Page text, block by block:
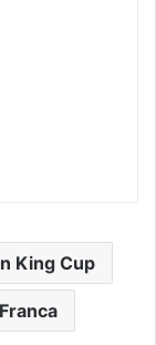
King Cup